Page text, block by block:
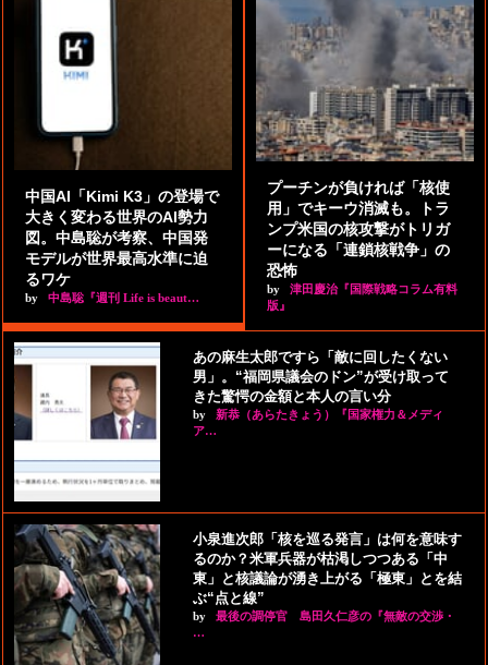
中国AI「Kimi K3」の登場で
大きく変わる世界のAI勢力
図。中島聡が考察、中国発
モデルが世界最高水準に迫
るワケ
by 中島聡『週刊 Life is beaut…
プーチンが負ければ「核使
用」でキーウ消滅も。トラ
ンプ米国の核攻撃がトリガ
ーになる「連鎖核戦争」の
恐怖
by
津田慶治『国際戦略コラム有料
版』
あの麻生太郎ですら「敵に回したくない
男」。“福岡県議会のドン”が受け取って
きた驚愕の金額と本人の言い分
by
新恭（あらたきょう）『国家権力＆メディ
ア…
小泉進次郎「核を巡る発言」は何を意味す
るのか？米軍兵器が枯渇しつつある「中
東」と核議論が湧き上がる「極東」とを結
ぶ“点と線”
by
最後の調停官 島田久仁彦の『無敵の交渉・
…